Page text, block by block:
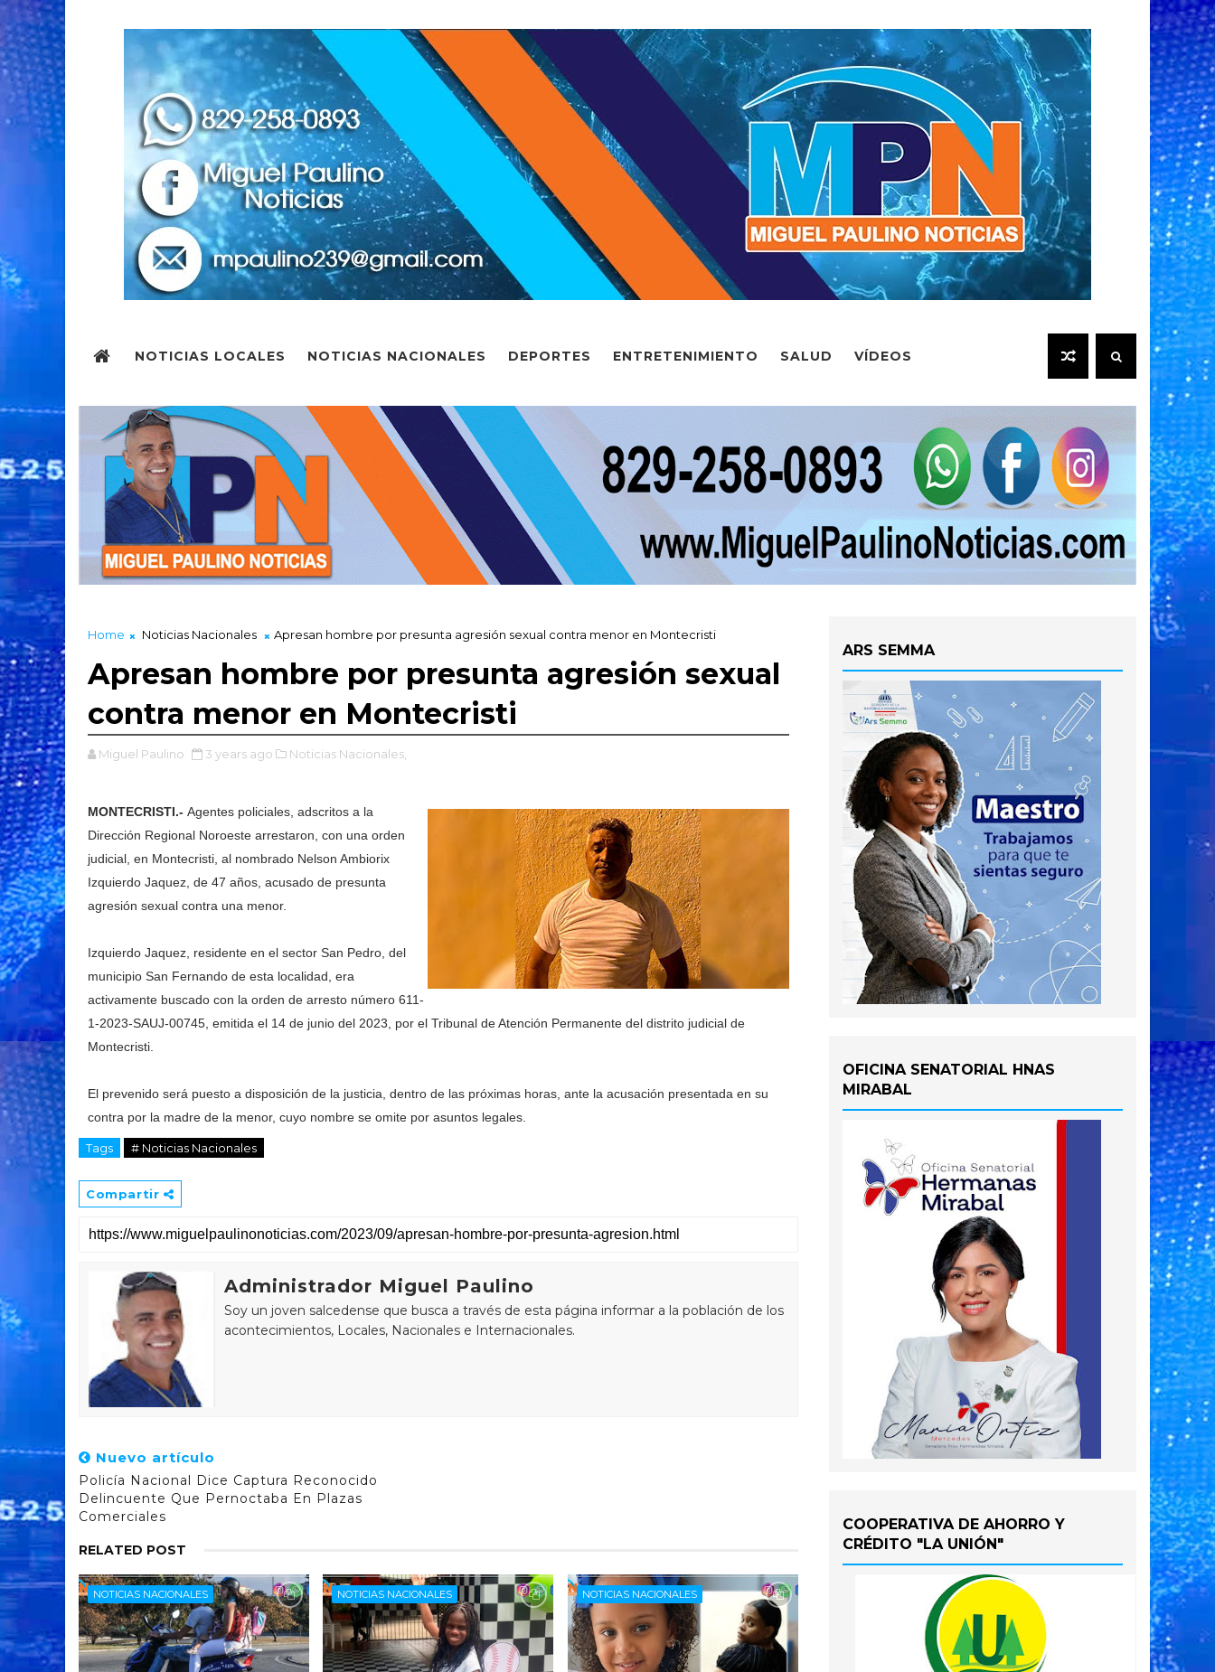
NOTICIAS LOCALES NOTICIAS NACIONALES DEPORTES ENTRETENIMIENTO SALUD VÍDEOS
Home Noticias Nacionales Apresan hombre por presunta agresión sexual contra menor en Montecristi
Apresan hombre por presunta agresión sexual
contra menor en Montecristi
Miguel Paulino 3 years ago Noticias Nacionales,
MONTECRISTI.- Agentes policiales, adscritos a la
Dirección Regional Noroeste arrestaron, con una orden
judicial, en Montecristi, al nombrado Nelson Ambiorix
Izquierdo Jaquez, de 47 años, acusado de presunta
agresión sexual contra una menor.
Izquierdo Jaquez, residente en el sector San Pedro, del
municipio San Fernando de esta localidad, era
activamente buscado con la orden de arresto número 611-
1-2023-SAUJ-00745, emitida el 14 de junio del 2023, por el Tribunal de Atención Permanente del distrito judicial de
Montecristi.
El prevenido será puesto a disposición de la justicia, dentro de las próximas horas, ante la acusación presentada en su
contra por la madre de la menor, cuyo nombre se omite por asuntos legales.
Tags # Noticias Nacionales
Compartir
Administrador Miguel Paulino
Soy un joven salcedense que busca a través de esta página informar a la población de los
acontecimientos, Locales, Nacionales e Internacionales.
Nuevo artículo
Policía Nacional Dice Captura Reconocido
Delincuente Que Pernoctaba En Plazas
Comerciales
RELATED POST
NOTICIAS NACIONALES NOTICIAS NACIONALES NOTICIAS NACIONALES
ARS SEMMA
OFICINA SENATORIAL HNAS
MIRABAL
COOPERATIVA DE AHORRO Y
CRÉDITO "LA UNIÓN"